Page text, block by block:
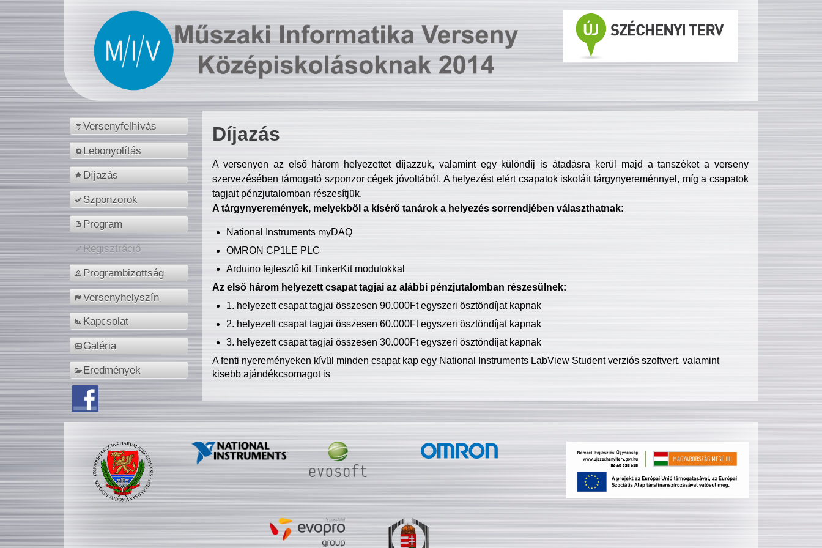
Versenyfelhívás
Lebonyolítás
Díjazás
Szponzorok
Program
Regisztráció
Programbizottság
Versenyhelyszín
Kapcsolat
Galéria
Eredmények
Díjazás
A versenyen az első három helyezettet díjazzuk, valamint egy különdíj is átadásra kerül majd a tanszéket a verseny
szervezésében támogató szponzor cégek jóvoltából. A helyezést elért csapatok iskoláit tárgynyereménnyel, míg a csapatok
tagjait pénzjutalomban részesítjük.
A tárgynyeremények, melyekből a kísérő tanárok a helyezés sorrendjében választhatnak:
National Instruments myDAQ
OMRON CP1LE PLC
Arduino fejlesztő kit TinkerKit modulokkal
Az első három helyezett csapat tagjai az alábbi pénzjutalomban részesülnek:
1. helyezett csapat tagjai összesen 90.000Ft egyszeri ösztöndíjat kapnak
2. helyezett csapat tagjai összesen 60.000Ft egyszeri ösztöndíjat kapnak
3. helyezett csapat tagjai összesen 30.000Ft egyszeri ösztöndíjat kapnak
A fenti nyereményeken kívül minden csapat kap egy National Instruments LabView Student verziós szoftvert, valamint
kisebb ajándékcsomagot is